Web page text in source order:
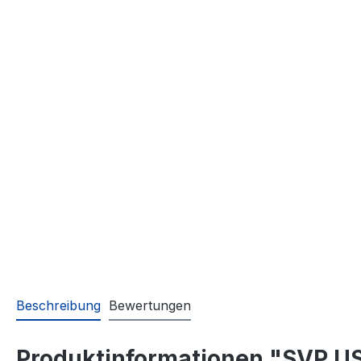
Beschreibung Bewertungen